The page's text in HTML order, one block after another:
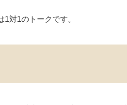
対1のトークです。